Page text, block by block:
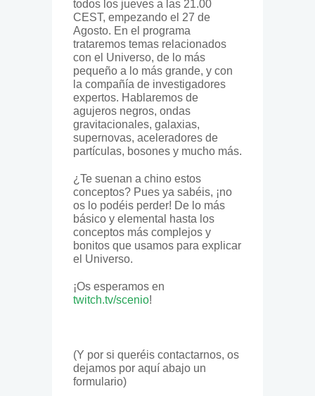
todos los jueves a las 21.00
CEST, empezando el 27 de
Agosto. En el programa
trataremos temas relacionados
con el Universo, de lo más
pequeño a lo más grande, y con
la compañía de investigadores
expertos. Hablaremos de
agujeros negros, ondas
gravitacionales, galaxias,
supernovas, aceleradores de
partículas, bosones y mucho más.
¿Te suenan a chino estos
conceptos? Pues ya sabéis, ¡no
os lo podéis perder! De lo más
básico y elemental hasta los
conceptos más complejos y
bonitos que usamos para explicar
el Universo.
¡Os esperamos en
twitch.tv/scenio!
(Y por si queréis contactarnos, os
dejamos por aquí abajo un
formulario)